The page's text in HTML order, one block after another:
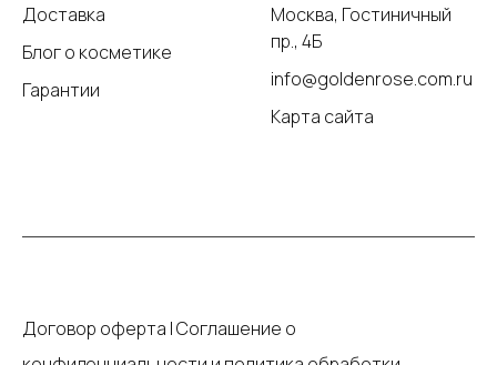
Доставка
Блог о косметике
Гарантии
Москва, Гостиничный
пр., 4Б
info@goldenrose.com.ru
Карта сайта
Договор оферта |Соглашение о